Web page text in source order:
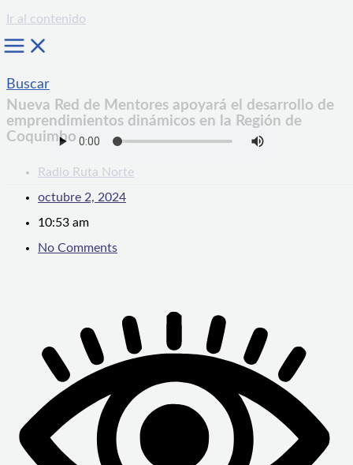
Ir al contenido
Buscar
Nueva Red de Mentores apoyará el desarrollo de
emprendimientos dinámicos en la Región de
Coquimbo
Radio Ruta Norte
octubre 2, 2024
10:53 am
No Comments